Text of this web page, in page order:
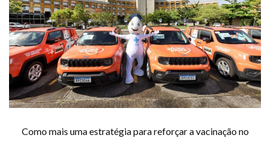
Como mais uma estratégia para reforçar a vacinação no